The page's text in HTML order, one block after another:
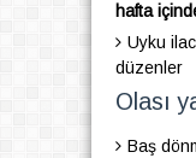
hafta
Uyku
düzenler
Olası
Baş